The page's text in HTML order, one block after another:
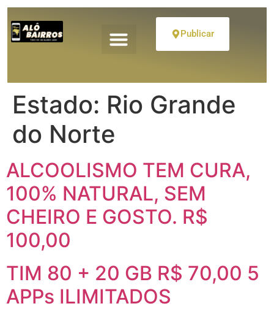
Publicar
Estado: Rio Grande
do Norte
ALCOOLISMO TEM CURA,
100% NATURAL, SEM
CHEIRO E GOSTO. R$
100,00
TIM 80 + 20 GB R$ 70,00 5
APPs ILIMITADOS